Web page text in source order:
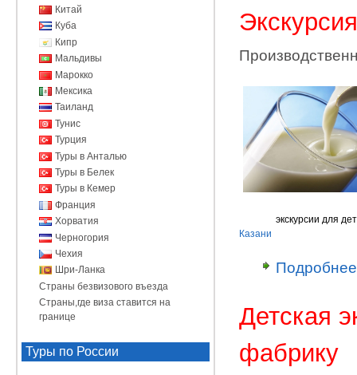
экскурсии для
Казани
Подробнее
Детская
фабрику
Китай
Куба
Кипр
Мальдивы
Марокко
Мексика
Таиланд
Тунис
Турция
Туры в Анталью
Туры в Белек
Туры в Кемер
Франция
Хорватия
Черногория
Чехия
Шри-Ланка
Страны безвизового въезда
Страны,где виза ставится на
границе
Туры по России